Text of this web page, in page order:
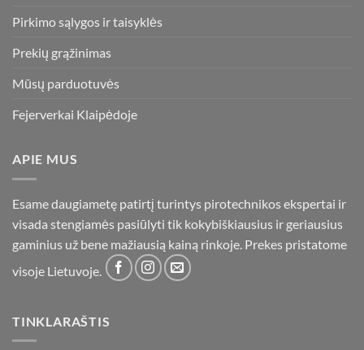
Pirkimo sąlygos ir taisyklės
Prekių grąžinimas
Mūsų parduotuvės
Fejerverkai Klaipėdoje
APIE MUS
Esame daugiametę patirtį turintys pirotechnikos ekspertai ir
visada stengiamės pasiūlyti tik kokybiškiausius ir geriausius
gaminius už bene mažiausią kainą rinkoje. Prekes pristatome
visoje Lietuvoje.
TINKLARAŠTIS